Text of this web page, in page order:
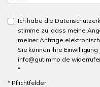
Ich habe die
stimme zu, dass meine
meiner Anfrage
Sie können Ihre
info@gutimmo.de
*
* Pflichtfelder